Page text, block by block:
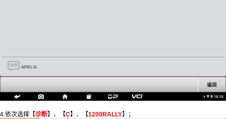
4.依次选择【诊断】、【C】、【1200RALLY】；